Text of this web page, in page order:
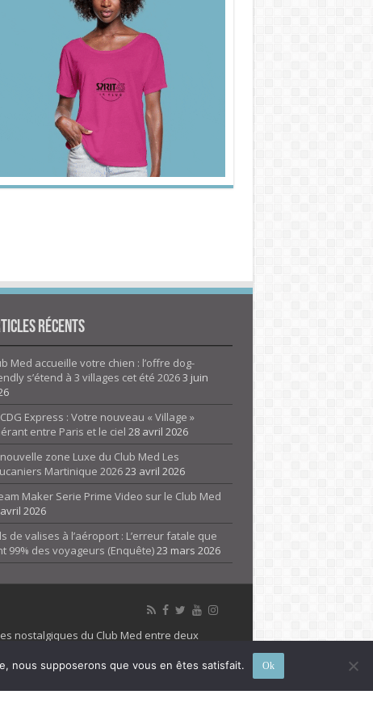
Récents
Med accueille votre chien : l’offre dog-
s’étend à 3 villages cet été 20263 juin
Express : Votre nouveau « Village »
entre Paris et le ciel 28 avril 2026
zone Luxe du Club Med Les
Martinique 202623 avril 2026
Maker Serie Prime Video sur le Club Med
2026
de valises à l’aéroport : L’erreur fatale que
99% des voyageurs (Enquête)23 mars 2026
nostalgiques du Club Med entre deux
la propriété de son détenteur respectif. Le site
Club Med, Tous droits réservés - 2026
nous supposerons que vous en êtes satisfait. Ok